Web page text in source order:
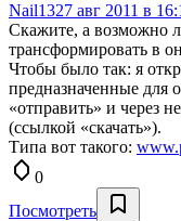
Nail1327 авг 2011 в
Скажите, а возможно
трансформировать в
Чтобы было так: я
предназначенные
«отправить» и через
(ссылкой «скачать»).
Типа вот такого:
0
Посмотреть